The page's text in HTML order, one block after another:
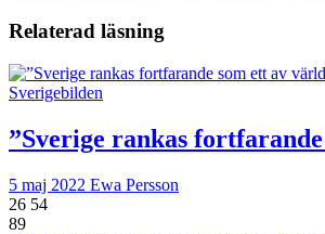
Relaterad läsning
Sverigebilden
”Sverige rankas
5 maj 2022 Ewa Persson
26 54
89